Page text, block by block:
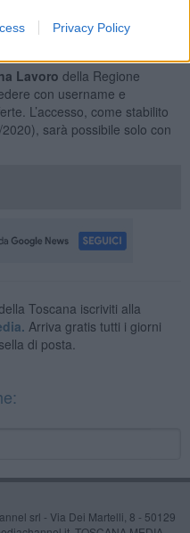
Privacy Policy
Lavoro della Regione
con username e
L’accesso, come stabilito
sarà possibile solo con
Toscana iscriviti alla
Arriva gratis tutti i giorni
di posta.
srl - Via Dei Martelli, 8 - 50129